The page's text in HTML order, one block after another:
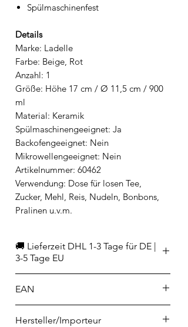
Spülmaschinenfest
Details
Marke: Ladelle
Farbe: Beige, Rot
Anzahl: 1
Größe: Höhe 17 cm / Ø 11,5 cm / 900
ml
Material: Keramik
Spülmaschinengeeignet: Ja
Backofengeeignet: Nein
Mikrowellengeeignet: Nein
Artikelnummer: 60462
Verwendung: Dose für losen Tee,
Zucker, Mehl, Reis, Nudeln, Bonbons,
Pralinen u.v.m.
🚚 Lieferzeit DHL 1-3 Tage für DE |
3-5 Tage EU
EAN
Hersteller/Importeur